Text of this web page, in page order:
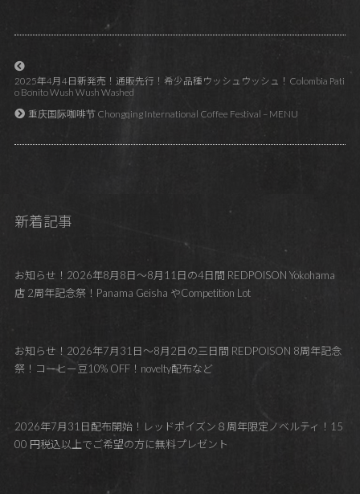
2025年4月4日新発売！通販先行！希少品種ウッシュウッシュ！Colombia Pati
o Bonito Wush Wush Washed
重庆国际咖啡节 Chongqing International Coffee Festival – MENU
新着記事
お知らせ！2026年8月8日～8月11日の4日間 REDPOISON Yokohama
店 2周年記念祭！Panama Geisha やCompetition Lot
お知らせ！2026年7月31日～8月2日の三日間 REDPOISON 8周年記念
祭！コーヒー豆10% OFF！novelty配布など
2026年7月31日配布開始！レッドポイズン８周年限定ノベルティ！15
00 円税込以上でご希望の方に無料プレゼント